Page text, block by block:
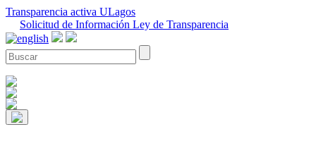
Transparencia activa ULagos
Solicitud de Información Ley de Transparencia